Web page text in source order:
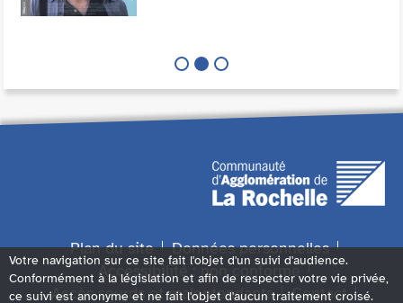
Plan du site
Données personnelles
Accessibilité : non conforme
Accès sourds et malentendants
Contact
Votre navigation sur ce site fait l'objet d'un suivi d'audience.
Conformément à la législation et afin de respecter votre vie privée,
ce suivi est anonyme et ne fait l'objet d'aucun traitement croisé.